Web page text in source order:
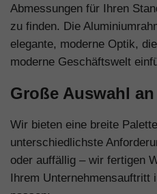
Abmessungen für Ihren
zu finden. Die
elegante, moderne Optik,
moderne Geschäftswelt
Große Auswahl
Wir bieten eine breite
unterschiedlichste
oder auffällig – wir fertigen
Ihrem Unternehmensauftritt